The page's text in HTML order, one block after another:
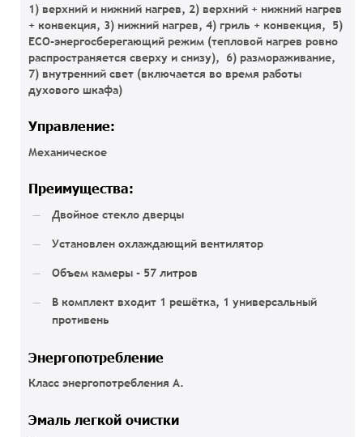
1) верхний и нижний нагрев, 2) верхний + нижний нагрев
+ конвекция, 3) нижний нагрев, 4) гриль + конвекция, 5)
ECO-энергосберегающий режим (тепловой нагрев ровно
распространяется сверху и снизу), 6) размораживание,
7) внутренний свет (включается во время работы
духового шкафа)
Управление:
Механическое
Преимущества:
Двойное стекло дверцы
Установлен охлаждающий вентилятор
Объем камеры - 57 литров
В комплект входит 1 решётка, 1 универсальный
противень
Энергопотребление
Класс энергопотребления А.
Эмаль легкой очистки